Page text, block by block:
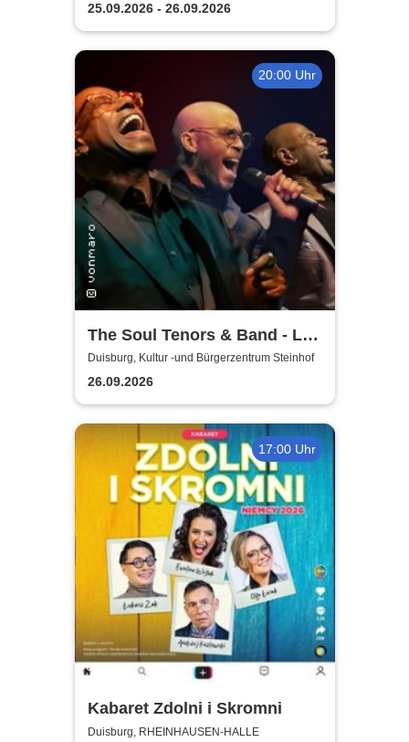
25.09.2026 - 26.09.2026
20:00 Uhr
The Soul Tenors & Band - Let
The Good Times Roll
Duisburg, Kultur -und Bürgerzentrum Steinhof
26.09.2026
17:00 Uhr
Kabaret Zdolni i Skromni
Duisburg, RHEINHAUSEN-HALLE